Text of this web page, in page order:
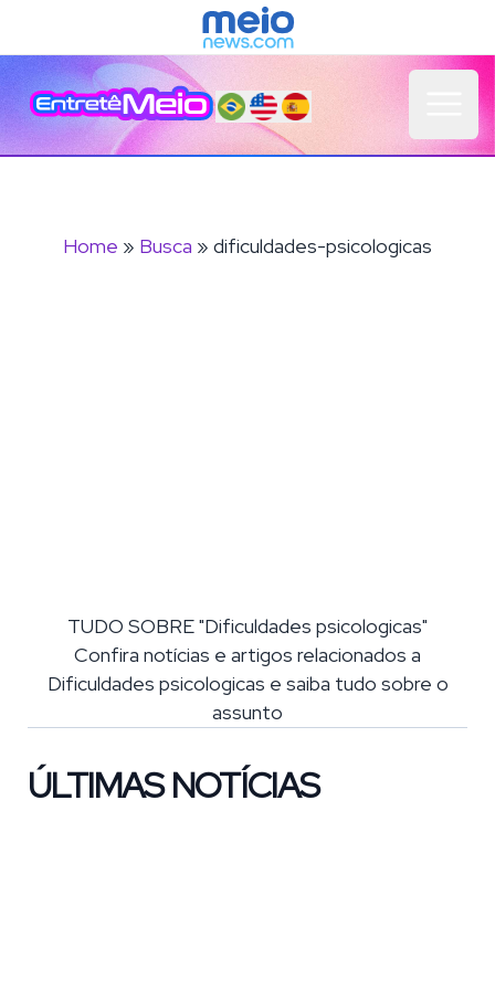
Home » Busca » dificuldades-psicologicas
TUDO SOBRE "Dificuldades psicologicas"
Confira notícias e artigos relacionados a
Dificuldades psicologicas e saiba tudo sobre o
assunto
ÚLTIMAS NOTÍCIAS